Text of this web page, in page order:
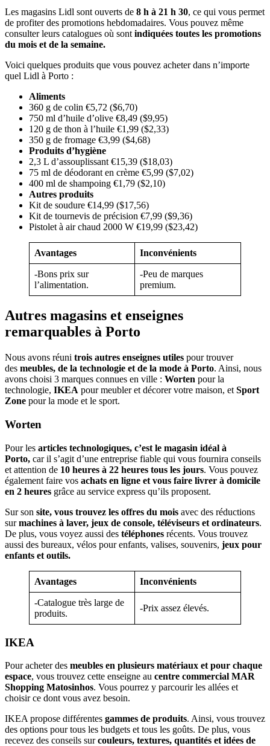
Les magasins Lidl sont ouverts de 8 h à 21 h 30, ce qui vous permet
de profiter des promotions hebdomadaires. Vous pouvez même
consulter leurs catalogues où sont indiquées toutes les promotions
du mois et de la semaine.
Voici quelques produits que vous pouvez acheter dans n’importe
quel Lidl à Porto :
Aliments
360 g de colin €5,72 ($6,70)
750 ml d’huile d’olive €8,49 ($9,95)
120 g de thon à l’huile €1,99 ($2,33)
350 g de fromage €3,99 ($4,68)
Produits d’hygiène
2,3 L d’assouplissant €15,39 ($18,03)
75 ml de déodorant en crème €5,99 ($7,02)
400 ml de shampoing €1,79 ($2,10)
Autres produits
Kit de soudure €14,99 ($17,56)
Kit de tournevis de précision €7,99 ($9,36)
Pistolet à air chaud 2000 W €19,99 ($23,42)
Avantages Inconvénients
-Bons prix sur
l’alimentation.
-Peu de marques
premium.
Autres magasins et enseignes
remarquables à Porto
Nous avons réuni trois autres enseignes utiles pour trouver
des meubles, de la technologie et de la mode à Porto. Ainsi, nous
avons choisi 3 marques connues en ville : Worten pour la
technologie, IKEA pour meubler et décorer votre maison, et Sport
Zone pour la mode et le sport.
Worten
Pour les articles technologiques, c’est le magasin idéal à
Porto, car il s’agit d’une entreprise fiable qui vous fournira conseils
et attention de 10 heures à 22 heures tous les jours. Vous pouvez
également faire vos achats en ligne et vous faire livrer à domicile
en 2 heures grâce au service express qu’ils proposent.
Sur son site, vous trouvez les offres du mois avec des réductions
surmachines à laver, jeux de console, téléviseurs et ordinateurs.
De plus, vous voyez aussi des téléphones récents. Vous trouvez
aussi des bureaux, vélos pour enfants, valises, souvenirs, jeux pour
enfants et outils.
Avantages Inconvénients
-Catalogue très large de
produits.
-Prix assez élevés.
IKEA
Pour acheter des meubles en plusieurs matériaux et pour chaque
espace, vous trouvez cette enseigne au centre commercial MAR
Shopping Matosinhos. Vous pourrez y parcourir les allées et
choisir ce dont vous avez besoin.
IKEA propose différentes gammes de produits. Ainsi, vous trouvez
des options pour tous les budgets et tous les goûts. De plus, vous
recevez des conseils surcouleurs, textures, quantités et idées de